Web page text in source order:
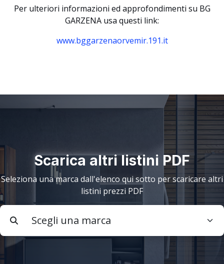
Per ulteriori informazioni ed approfondimenti su BG
GARZENA usa questi link:
www.bggarzenaorvemir.191.it
Scarica altri listini PDF
Seleziona una marca dall'elenco qui sotto per scaricare altri
listini prezzi PDF